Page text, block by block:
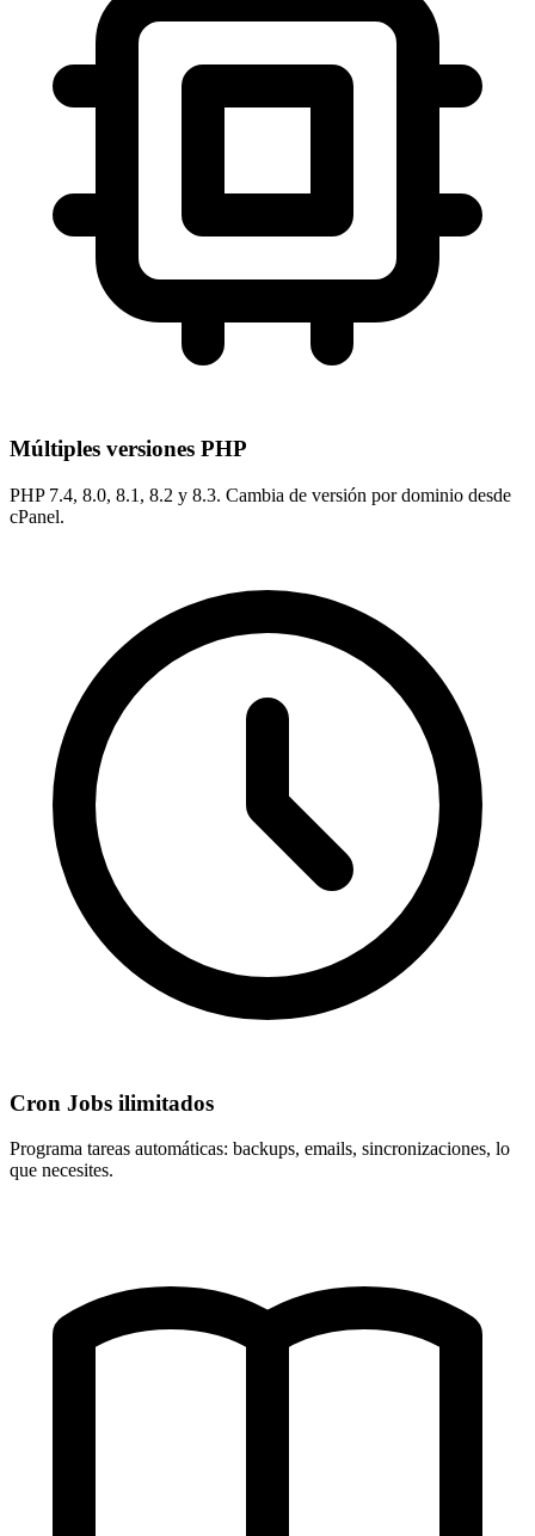
Múltiples versiones PHP
PHP 7.4, 8.0, 8.1, 8.2 y 8.3. Cambia de versión por dominio desde
cPanel.
Cron Jobs ilimitados
Programa tareas automáticas: backups, emails, sincronizaciones, lo
que necesites.